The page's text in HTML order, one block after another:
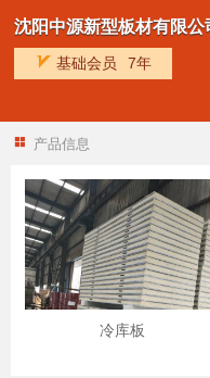
沈阳中源新型板材有限公
基础会员 7年
产品信息
冷库板